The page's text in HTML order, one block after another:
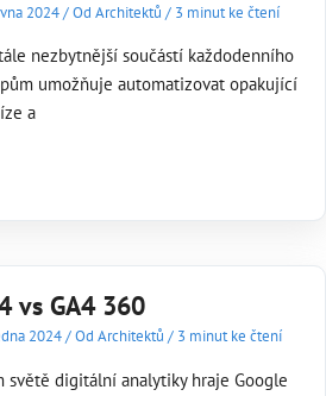
2024/Od Architektů / 3 minut ke čtení
nezbytnější součástí každodenního
umožňuje automatizovat opakující
a
vs GA4 360
2024/Od Architektů / 3 minut ke čtení
světě digitální analytiky hraje Google